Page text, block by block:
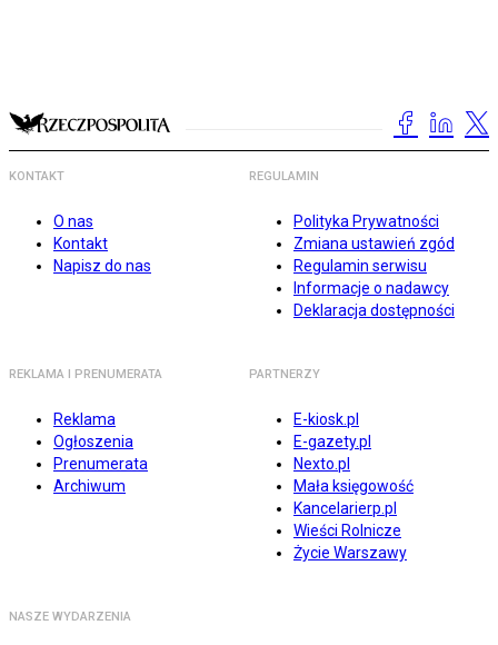
KONTAKT
O nas
Kontakt
Napisz do nas
REGULAMIN
Polityka Prywatności
Zmiana ustawień zgód
Regulamin serwisu
Informacje o nadawcy
Deklaracja dostępności
REKLAMA I PRENUMERATA
Reklama
Ogłoszenia
Prenumerata
Archiwum
PARTNERZY
E-kiosk.pl
E-gazety.pl
Nexto.pl
Mała księgowość
Kancelarierp.pl
Wieści Rolnicze
Życie Warszawy
NASZE WYDARZENIA